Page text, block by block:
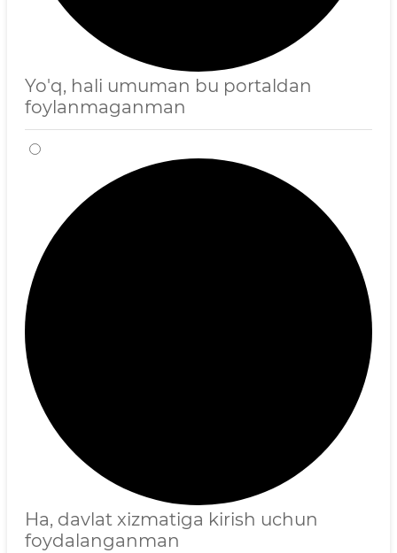
Yo'q, hali umuman bu portaldan
foylanmaganman
Ha, davlat xizmatiga kirish uchun
foydalanganman